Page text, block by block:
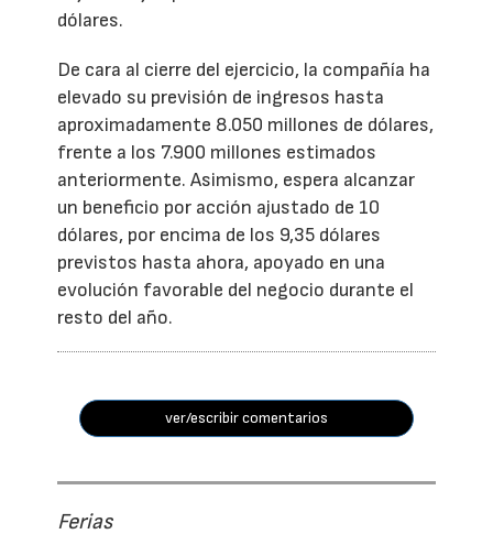
dólares.
De cara al cierre del ejercicio, la compañía ha
elevado su previsión de ingresos hasta
aproximadamente 8.050 millones de dólares,
frente a los 7.900 millones estimados
anteriormente. Asimismo, espera alcanzar
un beneficio por acción ajustado de 10
dólares, por encima de los 9,35 dólares
previstos hasta ahora, apoyado en una
evolución favorable del negocio durante el
resto del año.
ver/escribir comentarios
Ferias